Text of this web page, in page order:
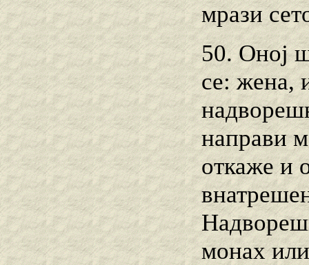
мрази
50. Оној
се: жена,
направи
откаже и
монах